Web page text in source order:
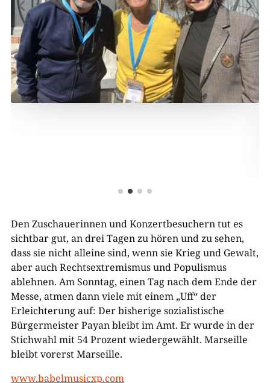
Den Zuschauerinnen und Konzertbesuchern tut es
sichtbar gut, an drei Tagen zu hören und zu sehen,
dass sie nicht alleine sind, wenn sie Krieg und Gewalt,
aber auch Rechtsextremismus und Populismus
ablehnen. Am Sonntag, einen Tag nach dem Ende der
Messe, atmen dann viele mit einem „Uff“ der
Erleichterung auf: Der bisherige sozialistische
Bürgermeister Payan bleibt im Amt. Er wurde in der
Stichwahl mit 54 Prozent wiedergewählt. Marseille
bleibt vorerst Marseille.
www.babelmusicxp.com